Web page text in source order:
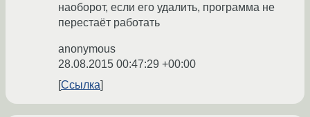
наоборот, если его удалить, программа не
перестаёт работать
anonymous
28.08.2015 00:47:29 +00:00
Ссылка